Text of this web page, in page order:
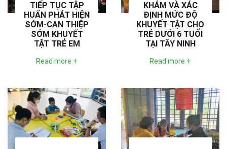
TIẾP TỤC TẬP
HUẤN PHÁT HIỆN
SỚM-CAN THIỆP
SỚM KHUYẾT
TẬT TRẺ EM
Read more +
KHÁM VÀ XÁC
ĐỊNH MỨC ĐỘ
KHUYẾT TẬT CHO
TRẺ DƯỚI 6 TUỔI
TẠI TÂY NINH
Read more +